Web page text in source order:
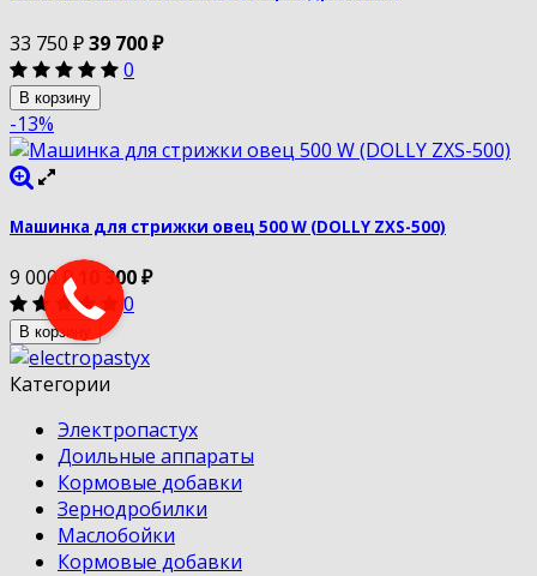
33 750 ₽39 700₽
0
В корзину
-13%
Машинка для стрижки овец 500 W (DOLLY ZXS-500)
9 000₽ 10 300₽
0
В корзину
Категории
Электропастух
Доильные аппараты
Кормовые добавки
Зернодробилки
Маслобойки
Кормовые добавки